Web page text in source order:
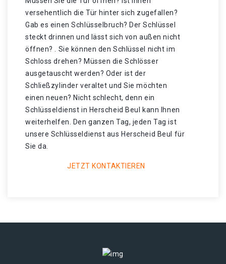
versehentlich die Tür hinter sich zugefallen?
Gab es einen Schlüsselbruch? Der Schlüssel
steckt drinnen und lässt sich von außen nicht
öffnen? . Sie können den Schlüssel nicht im
Schloss drehen? Müssen die Schlösser
ausgetauscht werden? Oder ist der
Schließzylinder veraltet und Sie möchten
einen neuen? Nicht schlecht, denn ein
Schlüsseldienst in Herscheid Beul kann Ihnen
weiterhelfen. Den ganzen Tag, jeden Tag ist
unsere Schlüsseldienst aus Herscheid Beul für
Sie da.
JETZT KONTAKTIEREN